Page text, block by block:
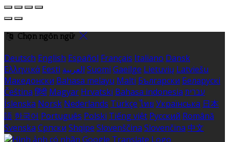
Chọn ngôn ngữ
Deutsch English Español Français Italiano Dansk
Ελληνικά Eesti العربية Suomi Gaeilge Lietuvių Latviešu
Македонски Bahasa melayu Malti Български Беларускі
Čeština हिंदी Magyar Hrvatski Bahasa indonesia עברית
Íslenska Norsk Nederlands Türkçe ไทย Українська 日本
語 한국어 Português Polski Tiếng việt Русский Română
Svenska Српски Shqipe Slovenščina Slovenčina 中文